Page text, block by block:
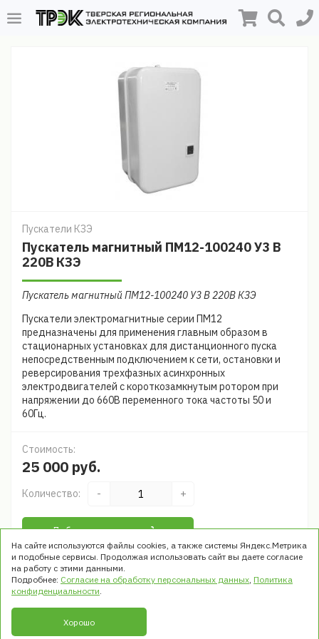
Пускатели КЗЭ
Пускатель магнитный ПМ12-100240 У3 В
220В КЗЭ
Пускатель магнитный ПМ12-100240 У3 В 220В КЗЭ
Пускатели электромагнитные серии ПМ12
предназначены для применения главным образом в
стационарных установках для дистанционного пуска
непосредственным подключением к сети, остановки и
реверсирования трехфазных асинхронных
электродвигателей с короткозамкнутым ротором при
напряжении до 660В переменного тока частоты 50 и
60Гц.
Стоимость:
25 000 руб.
Количество: - +
Добавить в корзину
Быстрый заказ
© ООО «ТРЭК». Все права защищены
На сайте используются файлы cookies, а также системы Яндекс.Метрика
и подобные сервисы. Продолжая использовать сайт вы даете согласие
на работу с этими данными.
Подробнее: Согласие на обработку персональных данных, Политика
конфиденциальности.
Хорошо